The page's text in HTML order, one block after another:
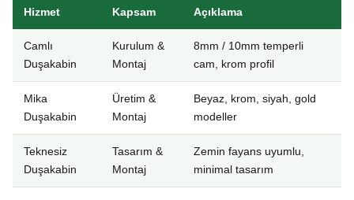
Hizmet Kapsam Açıklama
Camlı
Duşakabin
Kurulum &
Montaj
8mm / 10mm temperli
cam, krom profil
Mika
Duşakabin
Üretim &
Montaj
Beyaz, krom, siyah, gold
modeller
Teknesiz
Duşakabin
Tasarım &
Montaj
Zemin fayans uyumlu,
minimal tasarım